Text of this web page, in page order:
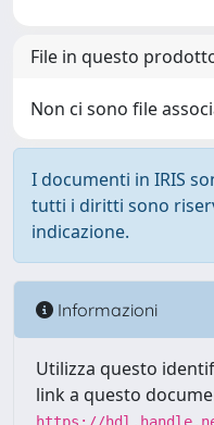
File in questo
Non ci sono file
I documenti in IRIS
tutti i diritti sono
indicazione.
Informazioni
Utilizza questo
link a questo